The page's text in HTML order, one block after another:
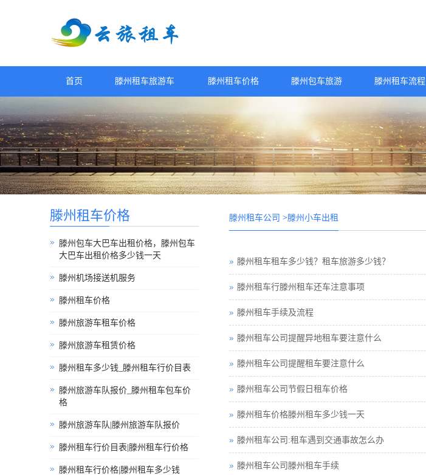
首页 滕州租车旅游车 滕州租车价格 滕州包车旅游 滕州租车流程
滕州租车价格
滕州包车大巴车出租价格，滕州包车
大巴车出租价格多少钱一天
滕州机场接送机服务
滕州租车价格
滕州旅游车租车价格
滕州旅游车租赁价格
滕州租车多少钱_滕州租车行价目表
滕州旅游车队报价_滕州租车包车价
格
滕州旅游车队|滕州旅游车队报价
滕州租车行价目表|滕州租车行价格
滕州租车行价格|滕州租车多少钱
滕州租车公司 >滕州小车出租
滕州租车租车多少钱？租车旅游多少钱？
滕州租车行滕州租车还车注意事项
滕州租车手续及流程
滕州租车公司提醒异地租车要注意什么
滕州租车公司提醒租车要注意什么
滕州租车公司节假日租车价格
滕州租车价格滕州租车多少钱一天
滕州租车公司:租车遇到交通事故怎么办
滕州租车公司滕州租车手续